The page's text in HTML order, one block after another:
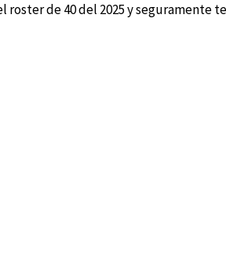
roster de 40 del 2025 y seguramente